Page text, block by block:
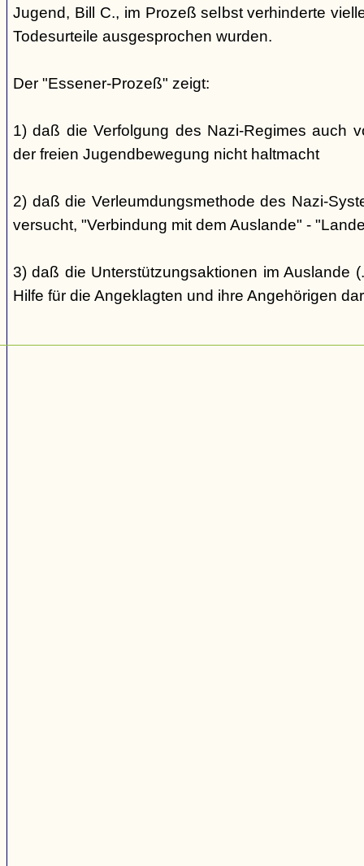
Jugend, Bill C., im Prozeß selbst verhinderte
Todesurteile ausgesprochen wurden.
Der "Essener-Prozeß" zeigt:
1) daß die Verfolgung des Nazi-Regimes auch
der freien Jugendbewegung nicht haltmacht
2) daß die Verleumdungsmethode des Nazi-
versucht, "Verbindung mit dem Auslande" -
3) daß die Unterstützungsaktionen im Auslande
Hilfe für die Angeklagten und ihre Angehörigen